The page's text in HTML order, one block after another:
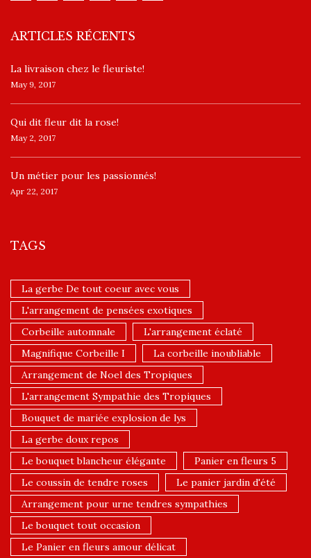
ARTICLES RÉCENTS
La livraison chez le fleuriste!
May 9, 2017
​Qui dit fleur dit la rose!
May 2, 2017
Un ​métier pour les passionnés​!
Apr 22, 2017
TAGS
La gerbe De tout coeur avec vous
L'arrangement de pensées exotiques
Corbeille automnale
L'arrangement éclaté
Magnifique Corbeille I
La corbeille inoubliable
Arrangement de Noel des Tropiques
L'arrangement Sympathie des Tropiques
Bouquet de mariée explosion de lys
La gerbe doux repos
Le bouquet blancheur élégante
Panier en fleurs 5
Le coussin de tendre roses
Le panier jardin d'été
Arrangement pour urne tendres sympathies
Le bouquet tout occasion
Le Panier en fleurs amour délicat